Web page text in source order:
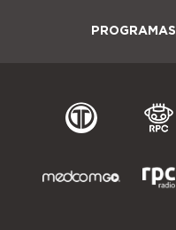
PROGRAMAS